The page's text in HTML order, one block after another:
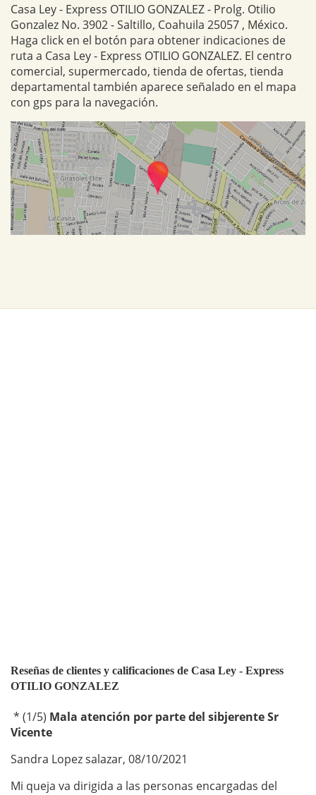
Casa Ley - Express OTILIO GONZALEZ - Prolg. Otilio
Gonzalez No. 3902 - Saltillo, Coahuila 25057 , México.
Haga click en el botón para obtener indicaciones de
ruta a Casa Ley - Express OTILIO GONZALEZ. El centro
comercial, supermercado, tienda de ofertas, tienda
departamental también aparece señalado en el mapa
con gps para la navegación.
Reseñas de clientes y calificaciones de Casa Ley - Express
OTILIO GONZALEZ
* (1/5) Mala atención por parte del sibjerente Sr
Vicente
Sandra Lopez salazar, 08/10/2021
Mi queja va dirigida a las personas encargadas del